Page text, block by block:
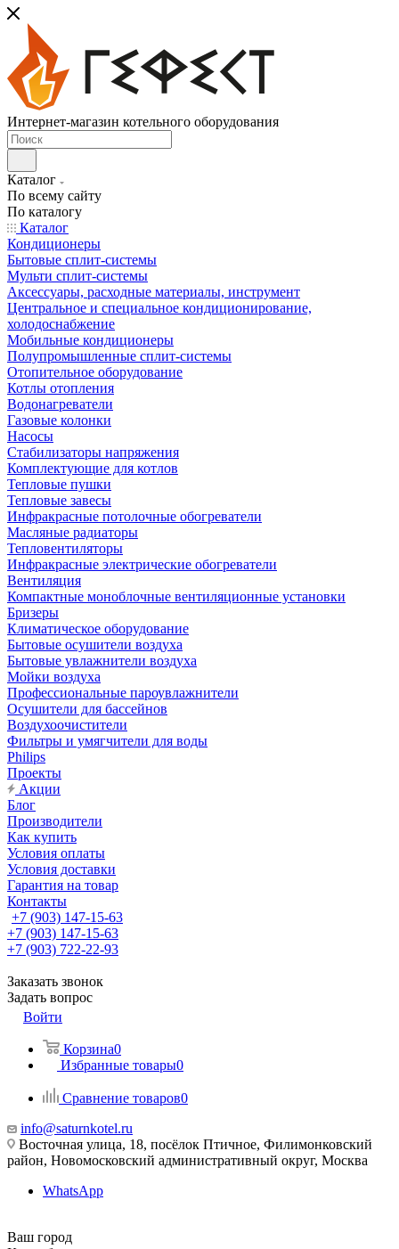
Интернет-магазин котельного оборудования
Каталог
По всему сайту
По каталогу
Каталог
Кондиционеры
Бытовые сплит-системы
Мульти сплит-системы
Аксессуары, расходные материалы, инструмент
Центральное и специальное кондиционирование,
холодоснабжение
Мобильные кондиционеры
Полупромышленные сплит-системы
Отопительное оборудование
Котлы отопления
Водонагреватели
Газовые колонки
Насосы
Стабилизаторы напряжения
Комплектующие для котлов
Тепловые пушки
Тепловые завесы
Инфракрасные потолочные обогреватели
Масляные радиаторы
Тепловентиляторы
Инфракрасные электрические обогреватели
Вентиляция
Компактные моноблочные вентиляционные установки
Бризеры
Климатическое оборудование
Бытовые осушители воздуха
Бытовые увлажнители воздуха
Мойки воздуха
Профессиональные пароувлажнители
Осушители для бассейнов
Воздухоочистители
Фильтры и умягчители для воды
Philips
Проекты
Акции
Блог
Производители
Как купить
Условия оплаты
Условия доставки
Гарантия на товар
Контакты
+7 (903) 147-15-63
+7 (903) 147-15-63
+7 (903) 722-22-93
Заказать звонок
Задать вопрос
Войти
Корзина0
Избранные товары0
Сравнение товаров0
info@saturnkotel.ru
Восточная улица, 18, посёлок Птичное, Филимонковский
район, Новомосковский административный округ, Москва
WhatsApp
Ваш город